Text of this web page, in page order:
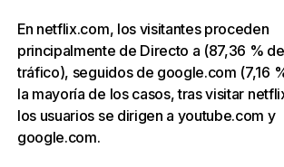
En netflix.com, los visitantes proceden
principalmente de Directo a (87,36 % de
tráfico), seguidos de google.com (7,16
la mayoría de los casos, tras visitar
los usuarios se dirigen a youtube.com y
google.com.